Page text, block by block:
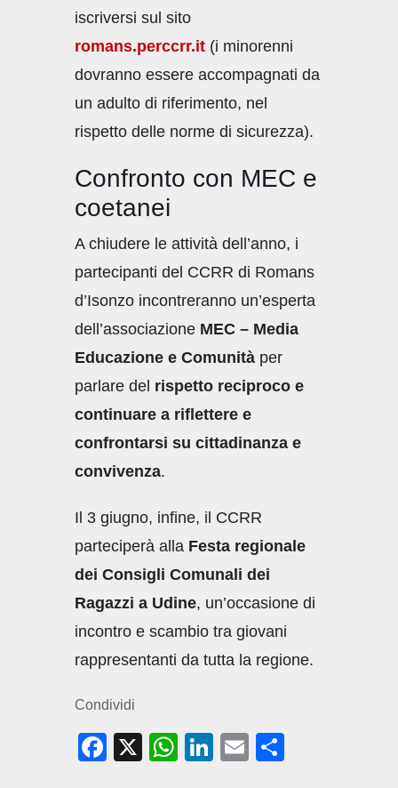
iscriversi sul sito
romans.perccrr.it (i minorenni
dovranno essere accompagnati da
un adulto di riferimento, nel
rispetto delle norme di sicurezza).
Confronto con MEC e
coetanei
A chiudere le attività dell’anno, i
partecipanti del CCRR di Romans
d’Isonzo incontreranno un’esperta
dell’associazione MEC – Media
Educazione e Comunità per
parlare del rispetto reciproco e
continuare a riflettere e
confrontarsi su cittadinanza e
convivenza.
Il 3 giugno, infine, il CCRR
parteciperà alla Festa regionale
dei Consigli Comunali dei
Ragazzi a Udine, un’occasione di
incontro e scambio tra giovani
rappresentanti da tutta la regione.
Condividi
F
X
W
Li
E